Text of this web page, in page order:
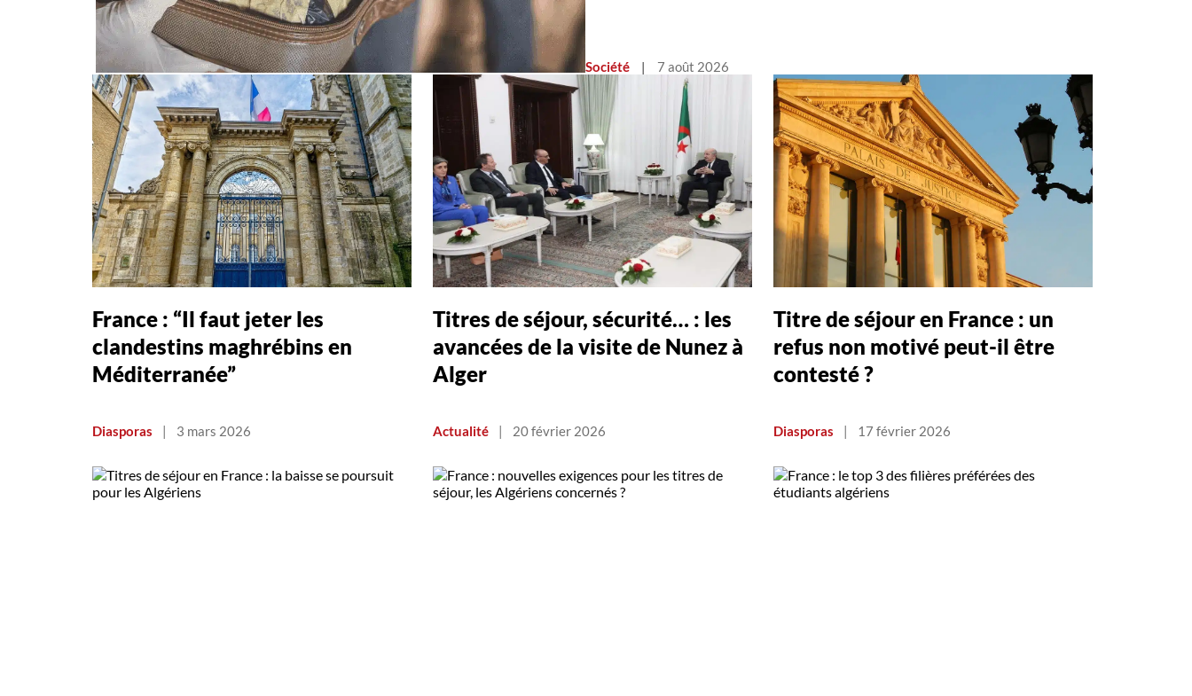
Société | 7 août 2026
France : “Il faut jeter les
clandestins maghrébins en
Méditerranée”
Diasporas | 3 mars 2026
Titres de séjour, sécurité… : les
avancées de la visite de Nunez à
Alger
Actualité | 20 février 2026
Titre de séjour en France : un
refus non motivé peut-il être
contesté ?
Diasporas | 17 février 2026